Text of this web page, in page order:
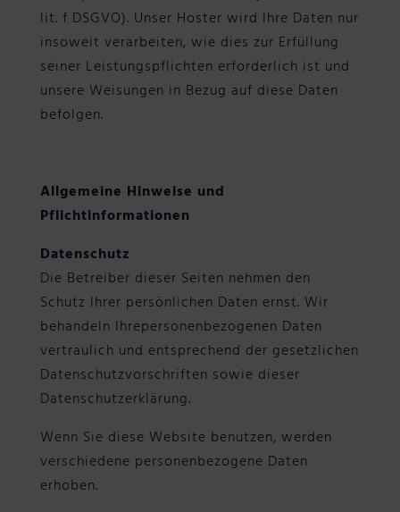
lit. f DSGVO). Unser Hoster wird Ihre Daten nur
insoweit verarbeiten, wie dies zur Erfüllung
seiner Leistungspflichten erforderlich ist und
unsere Weisungen in Bezug auf diese Daten
befolgen.
Allgemeine Hinweise und
Pflichtinformationen
Datenschutz
Die Betreiber dieser Seiten nehmen den
Schutz Ihrer persönlichen Daten ernst. Wir
behandeln Ihrepersonenbezogenen Daten
vertraulich und entsprechend der gesetzlichen
Datenschutzvorschriften sowie dieser
Datenschutzerklärung.
Wenn Sie diese Website benutzen, werden
verschiedene personenbezogene Daten
erhoben.